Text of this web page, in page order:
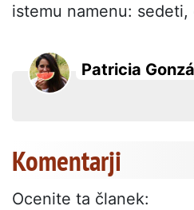
istemu namenu:
Patricia
Komentarji
Ocenite ta članek: